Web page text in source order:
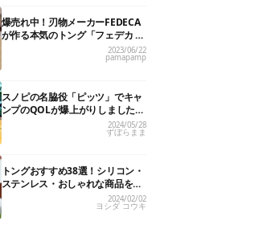
爆売れ中！刃物メーカーFEDECA
が作る本気のトング「フェデカ ク
レバートング」【私的神アイテ
2023/06/22
pamapamp
スノピの名脇役「ピッツ」でキャ
ンプのQOLが爆上がりしました
【私的神アイテム】
2024/05/28
ずぼらまま
トングおすすめ38選！シリコン・
ステンレス・おしゃれな商品を紹
介
2024/02/02
ヨシダ コウキ